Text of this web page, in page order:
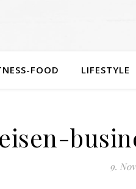
FOOD LIFESTYLE
9.